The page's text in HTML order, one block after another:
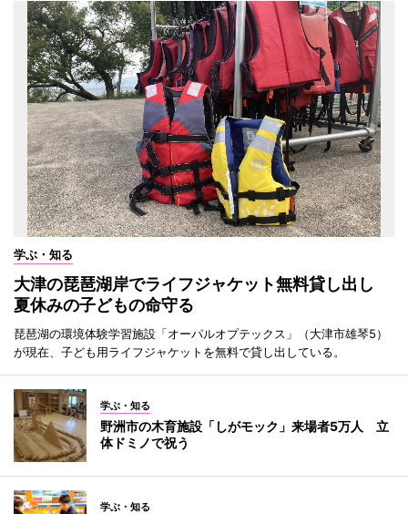
学ぶ・知る
大津の琵琶湖岸でライフジャケット無料貸し出し
夏休みの子どもの命守る
琵琶湖の環境体験学習施設「オーパルオプテックス」（大津市雄琴5）
が現在、子ども用ライフジャケットを無料で貸し出している。
学ぶ・知る
野洲市の木育施設「しがモック」来場者5万人 立
体ドミノで祝う
学ぶ・知る